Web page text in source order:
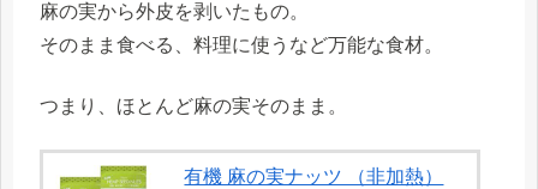
麻の実から外皮を剥いたもの。
そのまま食べる、料理に使うなど万能な食材。
つまり、ほとんど麻の実そのまま。
有機 麻の実ナッツ （非加熱）